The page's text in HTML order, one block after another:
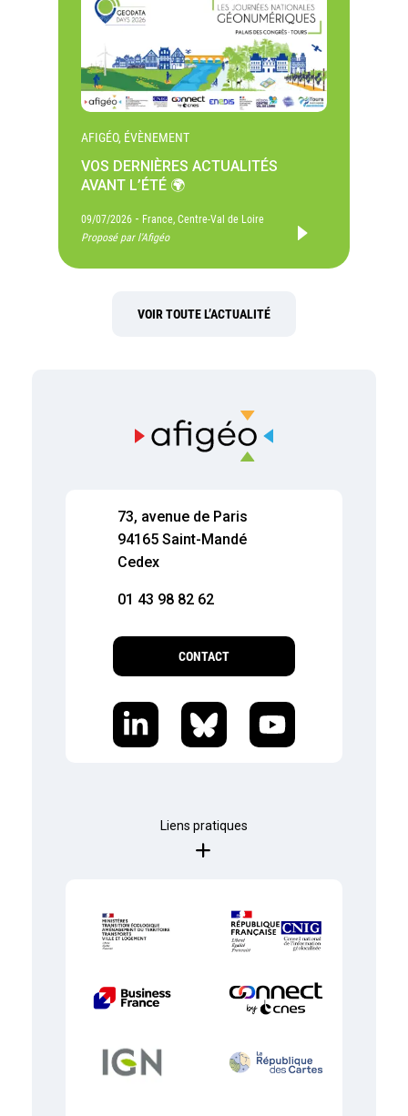
AFIGÉO, ÉVÈNEMENT
VOS DERNIÈRES ACTUALITÉS
AVANT L’ÉTÉ 🌍
09/07/2026 - France, Centre-Val de Loire
Proposé par l'Afigéo
VOIR TOUTE L’ACTUALITÉ
73, avenue de Paris
94165 Saint-Mandé
Cedex
01 43 98 82 62
CONTACT
Liens pratiques